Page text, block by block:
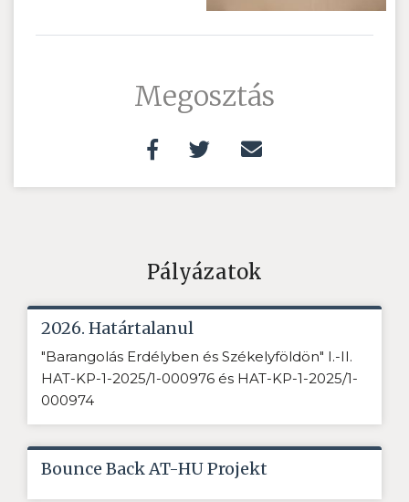
Megosztás
Pályázatok
2026. Határtalanul
"Barangolás Erdélyben és Székelyföldön" I.-II.
HAT-KP-1-2025/1-000976 és HAT-KP-1-2025/1-
000974
Bounce Back AT-HU Projekt